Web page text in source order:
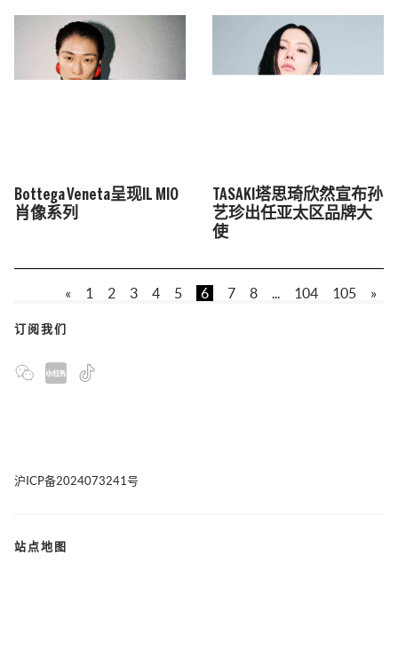
Bottega Veneta呈现IL MIO
肖像系列
TASAKI塔思琦欣然宣布孙
艺珍出任亚太区品牌大
使
« 1 2 3 4 5 6 7 8 ... 104 105 »
订阅我们
沪ICP备2024073241号
站点地图